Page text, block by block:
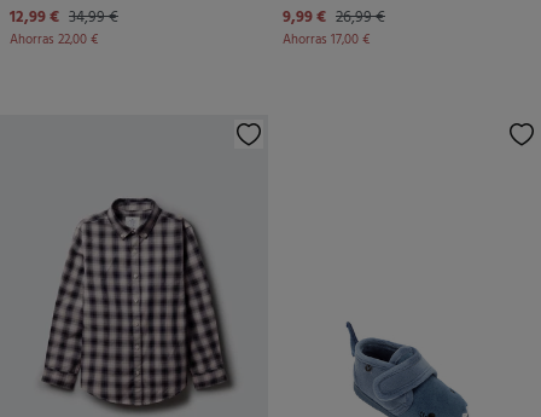
12,99 € 34,99 €
Ahorras 22,00 €
9,99 € 26,99 €
Ahorras 17,00 €